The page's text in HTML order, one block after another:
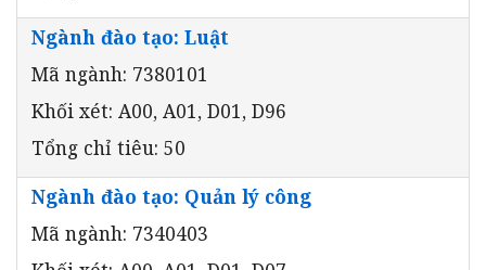
Ngành đào tạo: Luật
Mã ngành: 7380101
Khối xét: A00, A01, D01, D96
Tổng chỉ tiêu: 50
Ngành đào tạo: Quản lý công
Mã ngành: 7340403